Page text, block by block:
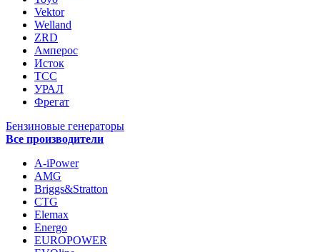
Vektor
Welland
ZRD
Амперос
Исток
ТСС
УРАЛ
Фрегат
Бензиновые генераторы
Все производители
A-iPower
AMG
Briggs&Stratton
CTG
Elemax
Energo
EUROPOWER